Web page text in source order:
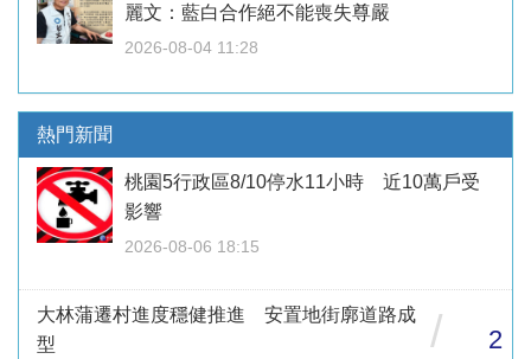
麗文：藍白合作絕不能喪失尊嚴
2026-08-04 11:28
熱門新聞
桃園5行政區8/10停水11小時 近10萬戶受
影響
2026-08-06 18:15
大林蒲遷村進度穩健推進 安置地街廓道路成
型
/ 2